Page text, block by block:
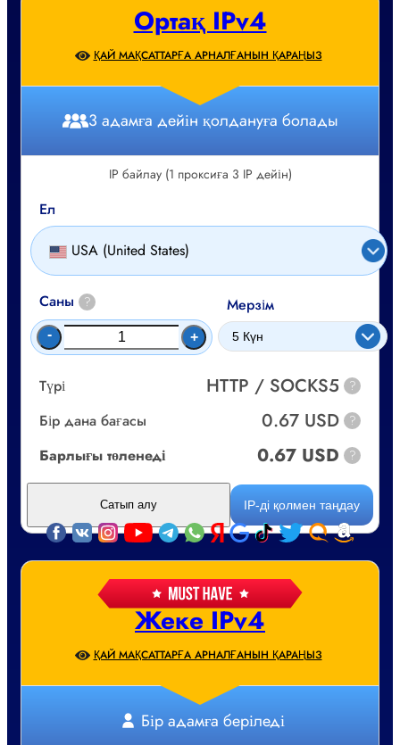
Жеке IPv4
ҚАЙ МАҚСАТТАРҒА АРНАЛҒАНЫН ҚАРАҢЫЗ
Бір адамға беріледі
Ортақ IPv4
ҚАЙ МАҚСАТТАРҒА АРНАЛҒАНЫН ҚАРАҢЫЗ
3 адамға дейін қолдануға болады
IP байлау (1 проксиға 3 IP дейін)
Ел
USA (United States)
Саны ?
- +
Мерзім
Түрі HTTP / SOCKS5 ?
Бір дана бағасы 0.67 USD ?
Барлығы төленеді 0.67 USD ?
IP-ді қолмен таңдау
Сатып алу